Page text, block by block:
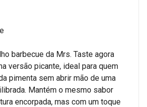
barbecue da Mrs. Taste agora
versão picante, ideal para quem
pimenta sem abrir mão de uma
Mantém o mesmo sabor
encorpada, mas com um toque